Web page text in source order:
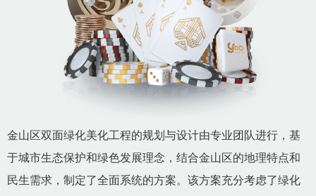
金山区双面绿化美化工程的规划与设计由专业团队进行，基
于城市生态保护和绿色发展理念，结合金山区的地理特点和
民生需求，制定了全面系统的方案。该方案充分考虑了绿化